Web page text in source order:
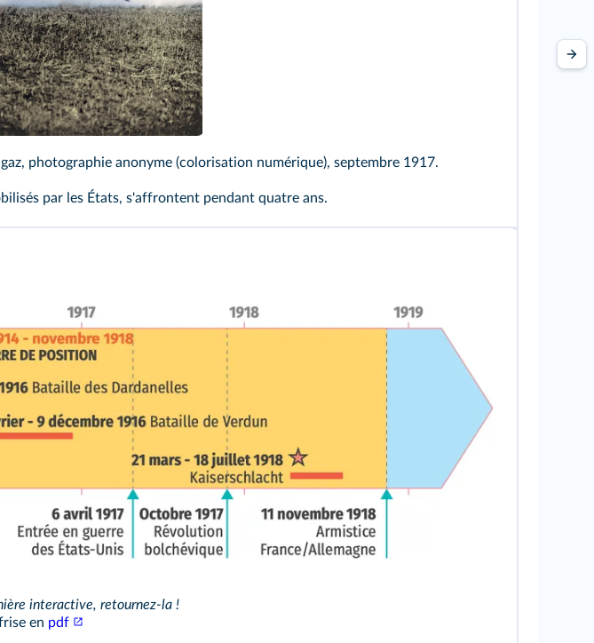
photographie anonyme (colorisation numérique), septembre 1917.
par les États, s'affrontent pendant quatre ans.
interactive, retournez‑la !
en pdf
Frise interactive
L'Allemagne déclare la guerre à la France
Accéder au module